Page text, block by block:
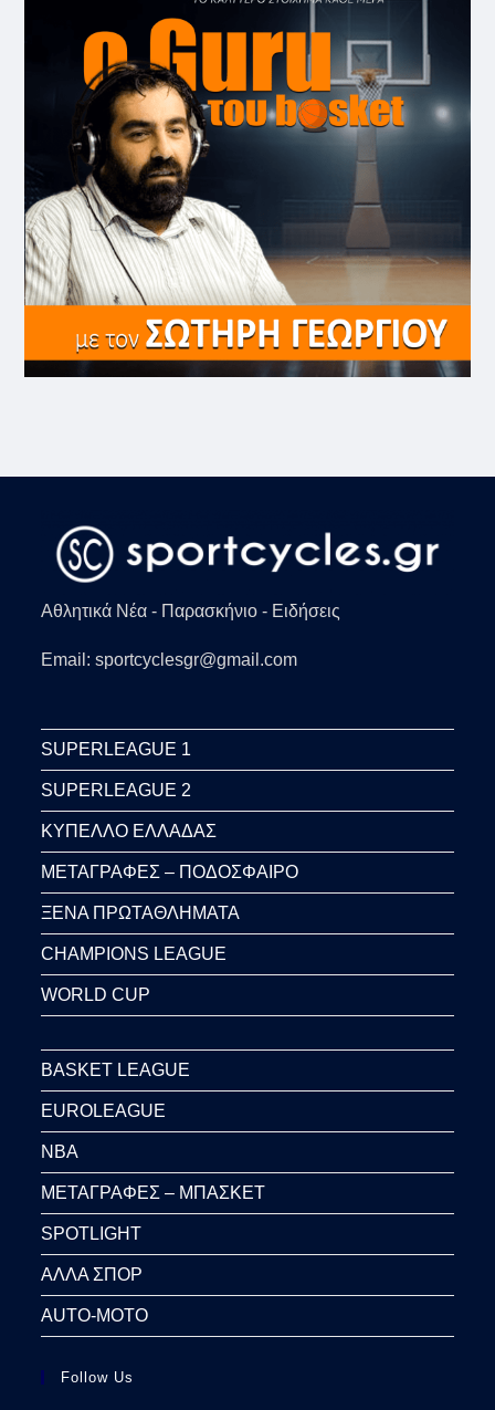
Αθλητικά Νέα - Παρασκήνιο - Ειδήσεις
Email: sportcyclesgr@gmail.com
SUPERLEAGUE 1
SUPERLEAGUE 2
ΚΥΠΕΛΛΟ ΕΛΛΑΔΑΣ
ΜΕΤΑΓΡΑΦΕΣ – ΠΟΔΟΣΦΑΙΡΟ
ΞΕΝΑ ΠΡΩΤΑΘΛΗΜΑΤΑ
CHAMPIONS LEAGUE
WORLD CUP
BASKET LEAGUE
EUROLEAGUE
NBA
ΜΕΤΑΓΡΑΦΕΣ – ΜΠΑΣΚΕΤ
SPOTLIGHT
ΑΛΛΑ ΣΠΟΡ
AUTO-MOTO
Follow Us